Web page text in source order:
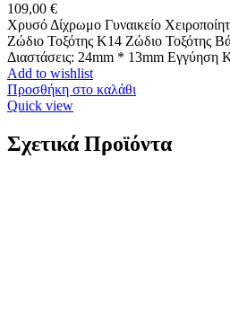
109,00 €
Χρυσό Δίχρωμο Γυναικείο
Ζώδιο Τοξότης Κ14 Ζώδιο Τοξότης
Διαστάσεις: 24mm * 13mm Εγγύηση
Add to wishlist
Προσθήκη στο καλάθι
Quick view
Σχετικά Προϊόντα